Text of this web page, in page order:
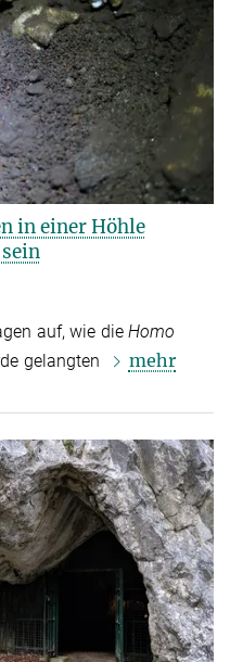
in einer Höhle
auf, wie die Homo
gelangten mehr